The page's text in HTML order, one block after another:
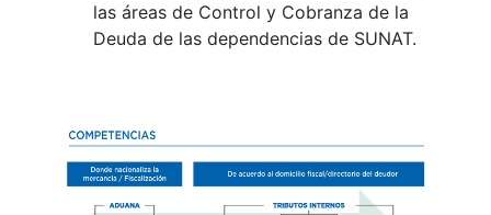
las áreas de Control y Cobranza de la
Deuda de las dependencias de SUNAT.